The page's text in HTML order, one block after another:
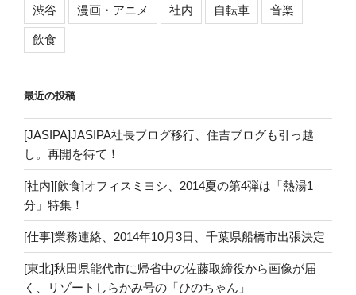
渋谷 漫画・アニメ 社内 自転車 音楽
飲食
最近の投稿
[JASIPA]JASIPA社長ブログ移行、住吉ブログも引っ越
し。再開を待て！
[社内][飲食]オフィスミヨシ、2014夏の第4弾は「熱湯1
分」特集！
[仕事]業務連絡、2014年10月3日、千葉県船橋市出張決定
[東北]秋田県能代市に帰省中の佐藤取締役から画像が届
く、リゾートしらかみ号の「ひのちゃん」